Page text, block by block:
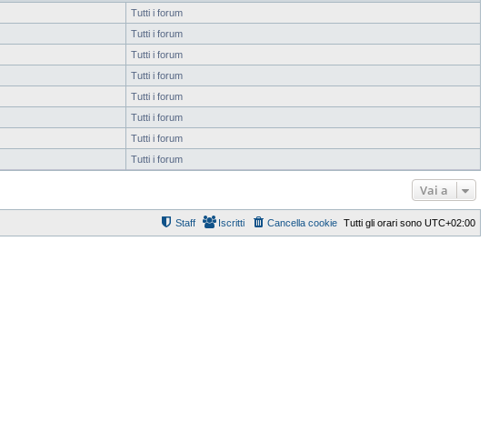
Tutti i forum
Tutti i forum
Tutti i forum
Tutti i forum
Tutti i forum
Tutti i forum
Tutti i forum
Tutti i forum
Vai a
Tutti gli orari sono UTC+02:00
Cancella cookie
Iscritti
Staff